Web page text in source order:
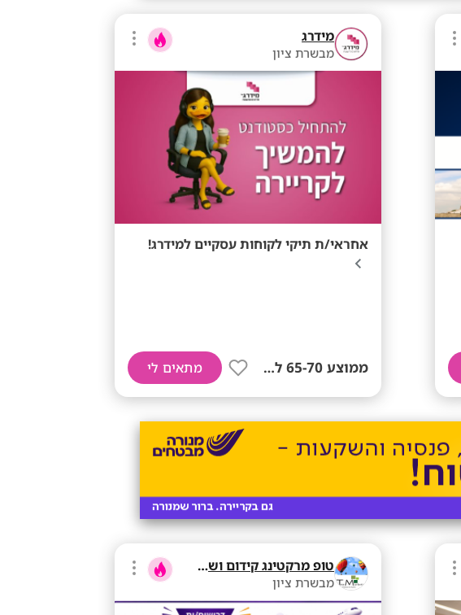
מידרג
מבשרת ציון
אחראי/ת תיקי לקוחות עסקיים למידרג!
ממוצע 65-70 לשעה! מתאים לי
טופ מרקטינג קידום ושיווק בע"מ
מבשרת ציון